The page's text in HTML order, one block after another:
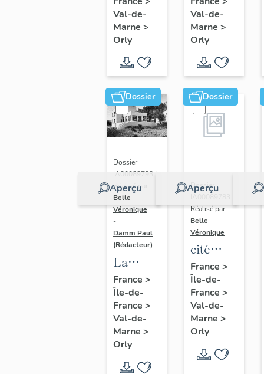
Val-de-
Marne >
Orly
Val-de-
Marne >
Orly
Dossier
Aperçu
Dossier
IA00089793 |
Réalisé par
Belle
Véronique
-
Damm Paul
(Rédacteur)
La
maison
du
Pilote
(aéroport
d'Orly)
France >
Île-de-
France >
Val-de-
Marne >
Orly
Dossier
Aperçu
Dossier
Réalisé par
Belle
Véronique
cité
jardin
dite le
Puits
Dixme,
puis le
Nouveau
Logis
France >
Île-de-
France >
Val-de-
Marne >
Orly